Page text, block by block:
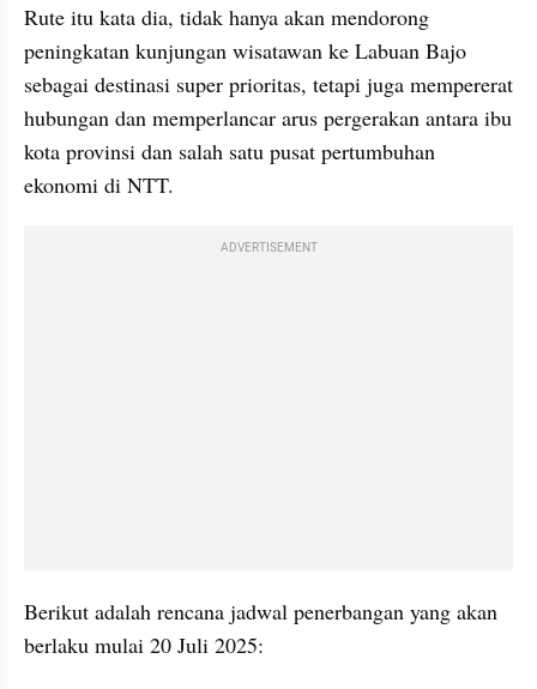
Rute itu kata dia, tidak hanya akan mendorong
peningkatan kunjungan wisatawan ke Labuan Bajo
sebagai destinasi super prioritas, tetapi juga mempererat
hubungan dan memperlancar arus pergerakan antara ibu
kota provinsi dan salah satu pusat pertumbuhan
ekonomi di NTT.
ADVERTISEMENT
Berikut adalah rencana jadwal penerbangan yang akan
berlaku mulai 20 Juli 2025: